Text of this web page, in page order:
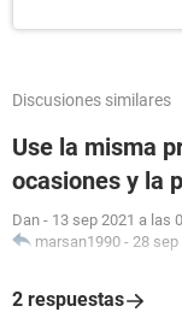
Discusiones similares
Use la misma
ocasiones y la
Dan - 13 sep 2021 a las
marsan1990 - 28 sep
2 respuestas